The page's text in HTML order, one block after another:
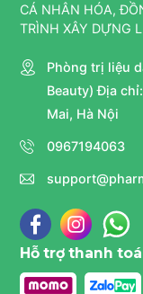
CÁ NHÂN HÓA,
TRÌNH XÂY DỰNG
Phòng trị liệu
Beauty) Địa
Mai, Hà Nội
0967194063
Hỗ trợ thanh